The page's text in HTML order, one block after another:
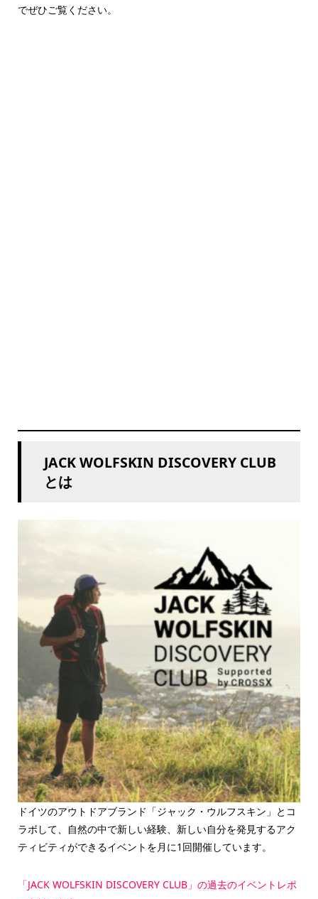
でぜひご覧ください。
JACK WOLFSKIN DISCOVERY CLUB
とは
ドイツのアウトドアブランド「ジャック・ウルフスキン」とコ
ラボして、自然の中で新しい経験、新しい自分を発見するアク
ティビティができるイベントを月に1回開催しています。
「JACK WOLFSKIN DISCOVERY CLUB」の過去のイベントレポ